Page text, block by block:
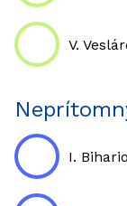
V.
I.